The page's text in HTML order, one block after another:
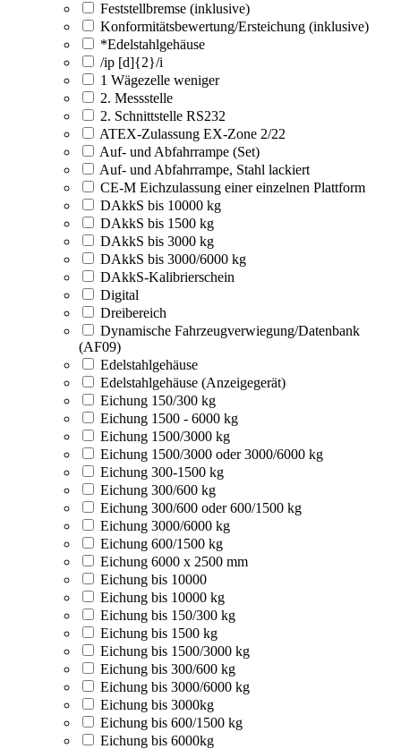
Feststellbremse (inklusive)
Konformitätsbewertung/Ersteichung (inklusive)
*Edelstahlgehäuse
/ip [d]{2}/i
1 Wägezelle weniger
2. Messstelle
2. Schnittstelle RS232
ATEX-Zulassung EX-Zone 2/22
Auf- und Abfahrrampe (Set)
Auf- und Abfahrrampe, Stahl lackiert
CE-M Eichzulassung einer einzelnen Plattform
DAkkS bis 10000 kg
DAkkS bis 1500 kg
DAkkS bis 3000 kg
DAkkS bis 3000/6000 kg
DAkkS-Kalibrierschein
Digital
Dreibereich
Dynamische Fahrzeugverwiegung/Datenbank
(AF09)
Edelstahlgehäuse
Edelstahlgehäuse (Anzeigegerät)
Eichung 150/300 kg
Eichung 1500 - 6000 kg
Eichung 1500/3000 kg
Eichung 1500/3000 oder 3000/6000 kg
Eichung 300-1500 kg
Eichung 300/600 kg
Eichung 300/600 oder 600/1500 kg
Eichung 3000/6000 kg
Eichung 600/1500 kg
Eichung 6000 x 2500 mm
Eichung bis 10000
Eichung bis 10000 kg
Eichung bis 150/300 kg
Eichung bis 1500 kg
Eichung bis 1500/3000 kg
Eichung bis 300/600 kg
Eichung bis 3000/6000 kg
Eichung bis 3000kg
Eichung bis 600/1500 kg
Eichung bis 6000kg